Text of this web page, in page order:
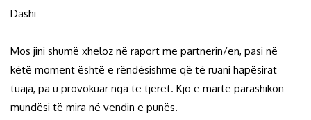
Dashi
Mos jini shumë xheloz në raport me partnerin/en, pasi në
këtë moment është e rëndësishme që të ruani hapësirat
tuaja, pa u provokuar nga të tjerët. Kjo e martë parashikon
mundësi të mira në vendin e punës.